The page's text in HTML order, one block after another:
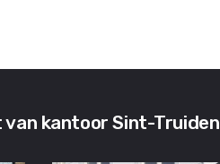
kantoor Sint-Truiden